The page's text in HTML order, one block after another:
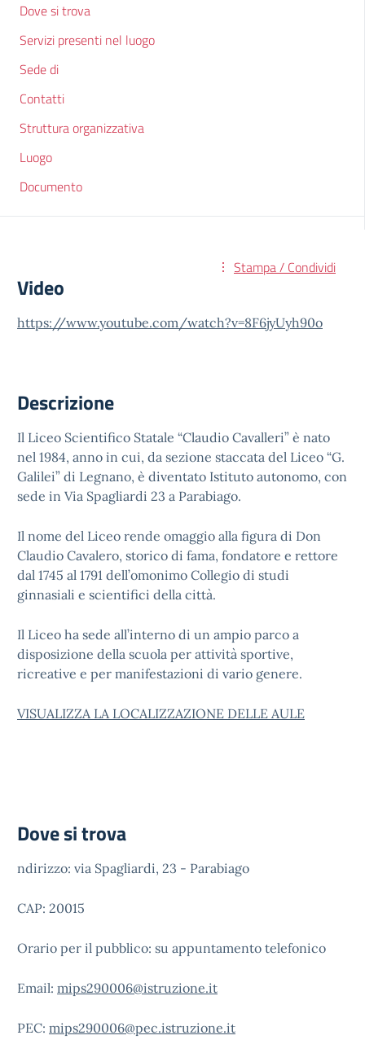
Dove si trova
Servizi presenti nel luogo
Sede di
Contatti
Struttura organizzativa
Luogo
Documento
Stampa / Condividi
Video
https://www.youtube.com/watch?v=8F6jyUyh90o
Descrizione
Il Liceo Scientifico Statale “Claudio Cavalleri” è nato
nel 1984, anno in cui, da sezione staccata del Liceo “G.
Galilei” di Legnano, è diventato Istituto autonomo, con
sede in Via Spagliardi 23 a Parabiago.
Il nome del Liceo rende omaggio alla figura di Don
Claudio Cavalero, storico di fama, fondatore e rettore
dal 1745 al 1791 dell’omonimo Collegio di studi
ginnasiali e scientifici della città.
Il Liceo ha sede all’interno di un ampio parco a
disposizione della scuola per attività sportive,
ricreative e per manifestazioni di vario genere.
VISUALIZZA LA LOCALIZZAZIONE DELLE AULE
Dove si trova
ndirizzo: via Spagliardi, 23 - Parabiago
CAP: 20015
Orario per il pubblico: su appuntamento telefonico
Email: mips290006@istruzione.it
PEC: mips290006@pec.istruzione.it